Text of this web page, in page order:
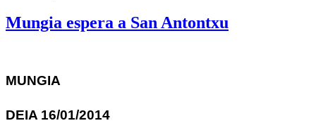
Mungia espera a San Antontxu
MUNGIA
DEIA 16/01/2014